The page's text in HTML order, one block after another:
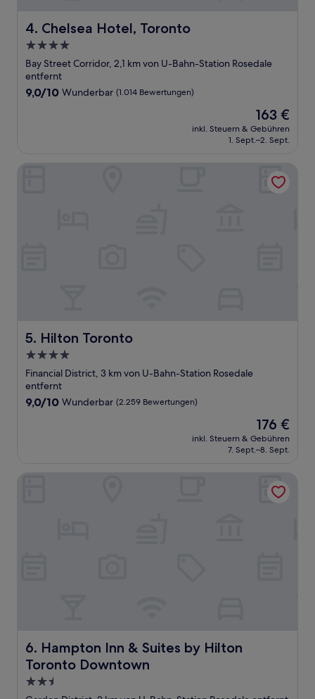
4. Chelsea Hotel, Toronto
Chelsea Hotel, Toronto
4.0-
Sterne-
Unterkunft
Bay Street Corridor, 2,1 km von U-Bahn-Station Rosedale
entfernt
9.0
9,0/10 Wunderbar (1.014 Bewertungen)
Der
Preis
beträgt
163 €
inkl. Steuern & Gebühren
1. Sept.–2. Sept.
5. Hilton Toronto
Hilton Toronto
4.0-
Sterne-
Unterkunft
Financial District, 3 km von U-Bahn-Station Rosedale
entfernt
9.0
9,0/10 Wunderbar (2.259 Bewertungen)
Der
Preis
beträgt
176 €
inkl. Steuern & Gebühren
7. Sept.–8. Sept.
6. Hampton Inn & Suites by Hilton
Toronto Downtown
Hampton Inn & Suites by Hilton Toronto Downtown
2.5-
Hampton Inn & Suites by Hilton Toronto Downtown